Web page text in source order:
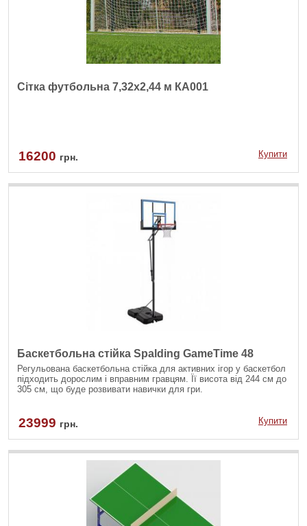
Сітка футбольна 7,32х2,44 м КА001
16200 грн. Купити
Баскетбольна стійка Spalding GameTime 48
Регульована баскетбольна стійка для активних ігор у баскетбол
підходить дорослим і вправним гравцям. Її висота від 244 см до
305 см, що буде розвивати навички для гри.
23999 грн. Купити